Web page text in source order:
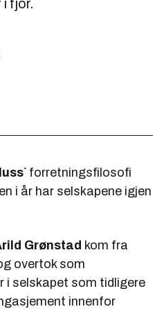
fjor.
forretningsfilosofi
i år har selskapene igjen
Grønstad kom fra
overtok som
i selskapet som tidligere
innenfor